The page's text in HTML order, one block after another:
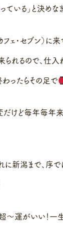
ている」と決めな
フェ・セブン）に
れるので、仕入
ったらその足で
だけど毎年毎年
に新潟まで、序で
〜運がいい！一